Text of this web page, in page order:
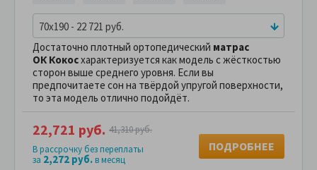
70x190 - 22 721 руб.
Достаточно плотный ортопедический матрас
ОК Кокосхарактеризуется как модель с жёсткостью
сторон выше среднего уровня. Если вы
предпочитаете сон на твёрдой упругой поверхности,
то эта модель отлично подойдёт.
22,721 руб. 41,310 руб.
В рассрочку без переплаты
за 2,272 руб.в месяц
ПОДРОБНЕЕ